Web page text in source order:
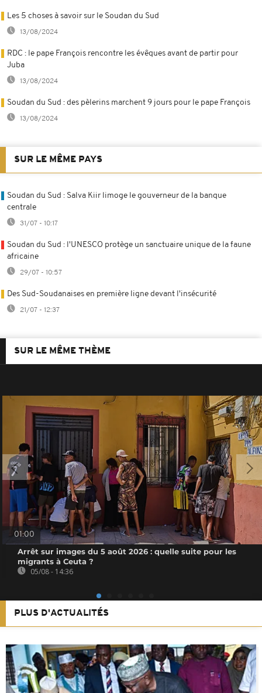
Les 5 choses à savoir sur le Soudan du Sud
13/08/2024
RDC : le pape François rencontre les évêques avant de partir pour
Juba
13/08/2024
Soudan du Sud : des pèlerins marchent 9 jours pour le pape François
13/08/2024
SUR LE MÊME PAYS
Soudan du Sud : Salva Kiir limoge le gouverneur de la banque
centrale
31/07 - 10:17
Soudan du Sud : l'UNESCO protège un sanctuaire unique de la faune
africaine
29/07 - 10:57
Des Sud-Soudanaises en première ligne devant l'insécurité
21/07 - 12:37
SUR LE MÊME THÈME
01:00
Arrêt sur images du 5 août 2026 : quelle suite pour les
migrants à Ceuta ?
05/08 - 14:36
PLUS D'ACTUALITÉS